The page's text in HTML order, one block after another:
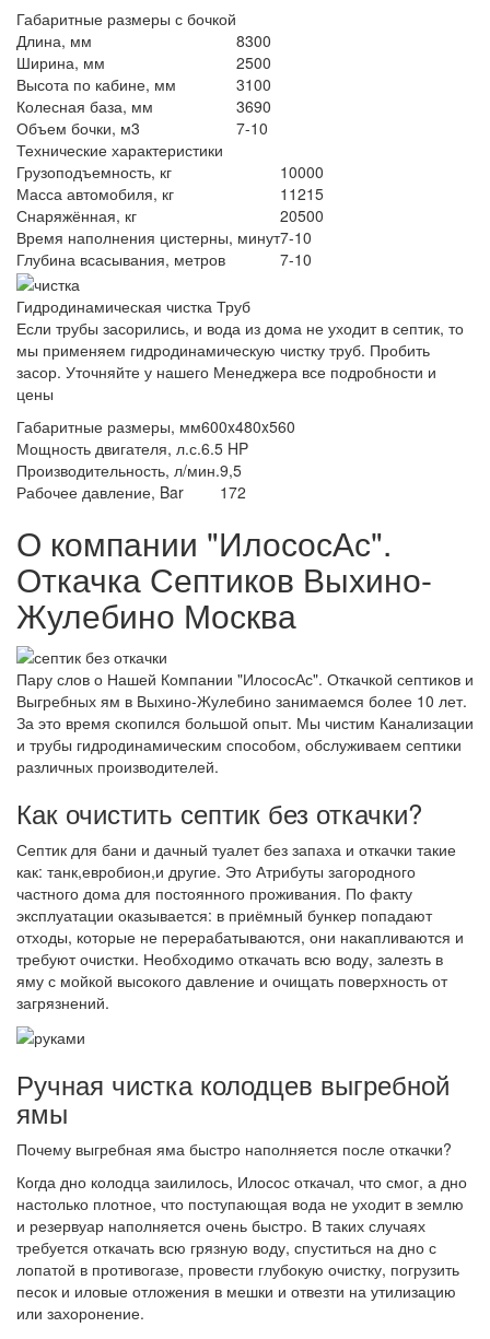
Габаритные размеры с бочкой
Длина, мм
8300
Ширина, мм
2500
Высота по кабине, мм
3100
Колесная база, мм
3690
Объем бочки, м3
7-10
Технические характеристики
Грузоподъемность, кг
10000
Масса автомобиля, кг
11215
Снаряжённая, кг
20500
Время наполнения цистерны, минут7-10
Глубина всасывания, метров
7-10
Гидродинамическая чистка Труб
Если трубы засорились, и вода из дома не уходит в септик, то
мы применяем гидродинамическую чистку труб. Пробить
засор. Уточняйте у нашего Менеджера все подробности и
цены
Габаритные размеры, мм600x480x560
Мощность двигателя, л.с.6.5 HP
Производительность, л/мин.9,5
Рабочее давление, Bar
172
О компании "ИлососАс".
Откачка Септиков Выхино-
Жулебино Москва
Пару слов о Нашей Компании "ИлососАс". Откачкой септиков и
Выгребных ям в Выхино-Жулебино занимаемся более 10 лет.
За это время скопился большой опыт. Мы чистим Канализации
и трубы гидродинамическим способом, обслуживаем септики
различных производителей.
Как очистить септик без откачки?
Септик для бани и дачный туалет без запаха и откачки такие
как: танк,евробион,и другие. Это Атрибуты загородного
частного дома для постоянного проживания. По факту
эксплуатации оказывается: в приёмный бункер попадают
отходы, которые не перерабатываются, они накапливаются и
требуют очистки. Необходимо откачать всю воду, залезть в
яму с мойкой высокого давление и очищать поверхность от
загрязнений.
Ручная чистка колодцев выгребной
ямы
Почему выгребная яма быстро наполняется после откачки?
Когда дно колодца заилилось, Илосос откачал, что смог, а дно
настолько плотное, что поступающая вода не уходит в землю
и резервуар наполняется очень быстро. В таких случаях
требуется откачать всю грязную воду, спуститься на дно с
лопатой в противогазе, провести глубокую очистку, погрузить
песок и иловые отложения в мешки и отвезти на утилизацию
или захоронение.